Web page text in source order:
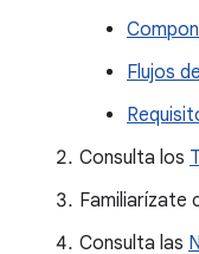
Flujos
Consulta los
Familiarízate
Consulta las